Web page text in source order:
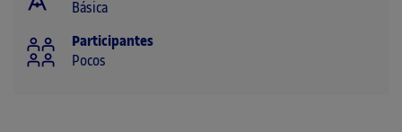
Básica
Participantes
Pocos